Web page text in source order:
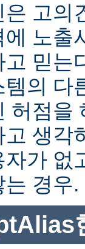
은 고의
에 노출
고 믿는
템의 다
허점을
고 생각
자가 없
는 경우.